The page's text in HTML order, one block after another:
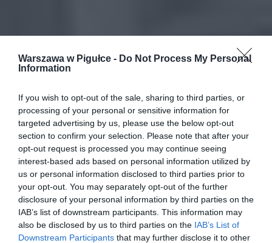
Warszawa w Pigułce - Do Not Process My Personal
Information
If you wish to opt-out of the sale, sharing to third parties, or
processing of your personal or sensitive information for
targeted advertising by us, please use the below opt-out
section to confirm your selection. Please note that after your
opt-out request is processed you may continue seeing
interest-based ads based on personal information utilized by
us or personal information disclosed to third parties prior to
your opt-out. You may separately opt-out of the further
disclosure of your personal information by third parties on the
IAB’s list of downstream participants. This information may
also be disclosed by us to third parties on the IAB’s List of
Downstream Participants that may further disclose it to other